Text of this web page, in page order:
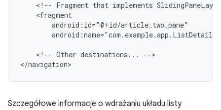
<!-- Fragment that implements
<!-- Other destinations...
-->
Szczegółowe informacje o wdrażaniu układu listy